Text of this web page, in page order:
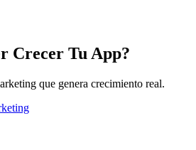
Crecer Tu App?
que genera crecimiento real.